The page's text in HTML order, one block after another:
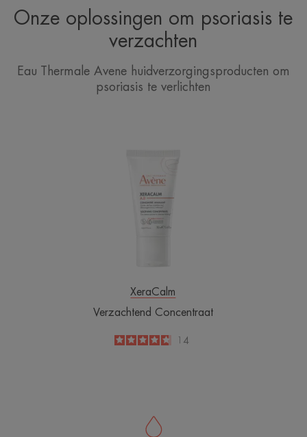
Onze oplossingen om psoriasis te
verzachten
Eau Thermale Avene huidverzorgingsproducten om
psoriasis te verlichten
XeraCalm
Verzachtend Concentraat
4.7
/514